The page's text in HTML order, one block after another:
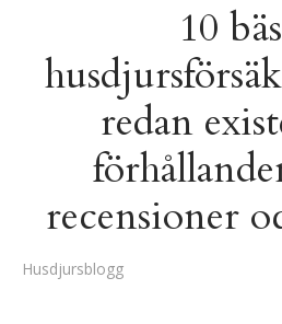
10
redan
recensioner
Husdjursblogg